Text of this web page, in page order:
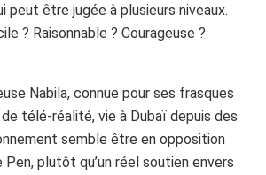
peut être jugée à plusieurs niveaux.
? Raisonnable ? Courageuse ?
Nabila, connue pour ses frasques
télé-réalité, vie à Dubaï depuis des
semble être en opposition
plutôt qu’un réel soutien envers